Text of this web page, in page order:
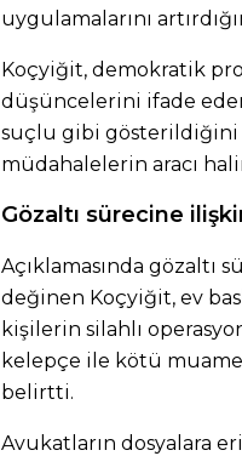
uygulamalarını
Koçyiğit, demokratik
düşüncelerini ifade
suçlu gibi gösterildiğini
müdahalelerin aracı
Gözaltı sürecine
Açıklamasında gözaltı
değinen Koçyiğit, ev
kişilerin silahlı
kelepçe ile kötü
belirtti.
Avukatların dosyalara